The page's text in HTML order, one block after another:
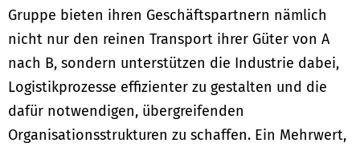
Gruppe bieten ihren Geschäftspartnern nämlich
nicht nur den reinen Transport ihrer Güter von A
nach B, sondern unterstützen die Industrie dabei,
Logistikprozesse effizienter zu gestalten und die
dafür notwendigen, übergreifenden
Organisationsstrukturen zu schaffen. Ein Mehrwert,